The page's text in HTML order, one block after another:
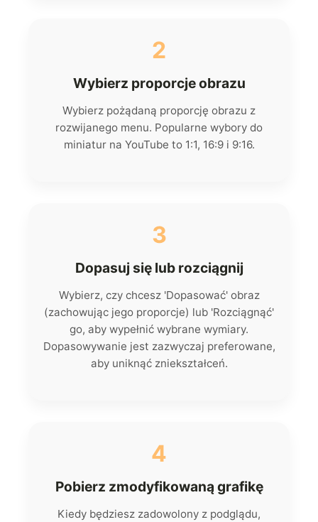
2
Wybierz proporcje obrazu
Wybierz pożądaną proporcję obrazu z
rozwijanego menu. Popularne wybory do
miniatur na YouTube to 1:1, 16:9 i 9:16.
3
Dopasuj się lub rozciągnij
Wybierz, czy chcesz 'Dopasować' obraz
(zachowując jego proporcje) lub 'Rozciągnąć'
go, aby wypełnić wybrane wymiary.
Dopasowywanie jest zazwyczaj preferowane,
aby uniknąć zniekształceń.
4
Pobierz zmodyfikowaną grafikę
Kiedy będziesz zadowolony z podglądu,